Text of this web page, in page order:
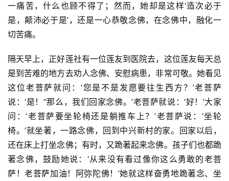
八
点
僧
高
僧
访
谈
心
乐
菩
提
一痛苦，什么也顾不得了；然而，她却是这样‘造次必于
是，颠沛必于是’，还是一心恭敬念佛，在念佛中，融化一
切苦痛。
隔天早上，正好莲社有一位莲友到医院去，这位莲友每天总
是到苦难的地方去劝人念佛、安慰病患，非常可敬。她看见
这位老菩萨就问：‘您是不是发愿要往生西方？’老菩萨
说：‘是！’‘那么，我们回家念佛。’老菩萨就说：‘好！’大家
问：‘老菩萨要坐轮椅还是躺推车上？’老菩萨说：‘坐轮
椅。’就坐著，一路念佛，回到中兴新村的家。回家以后，
还在床上打坐念佛；有时，又跪著起来念佛。孩子们也都跪
著念佛，鼓励她说：‘从来没有看过像你这么勇敢的老菩
萨！老菩萨加油！阿弥陀佛！’她就这样奋勇地跪著念、坐